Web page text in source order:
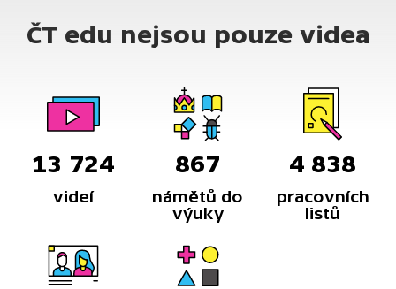
ČT edu nejsou pouze videa
13 724
videí
867
námětů do
výuky
4 838
pracovních
listů